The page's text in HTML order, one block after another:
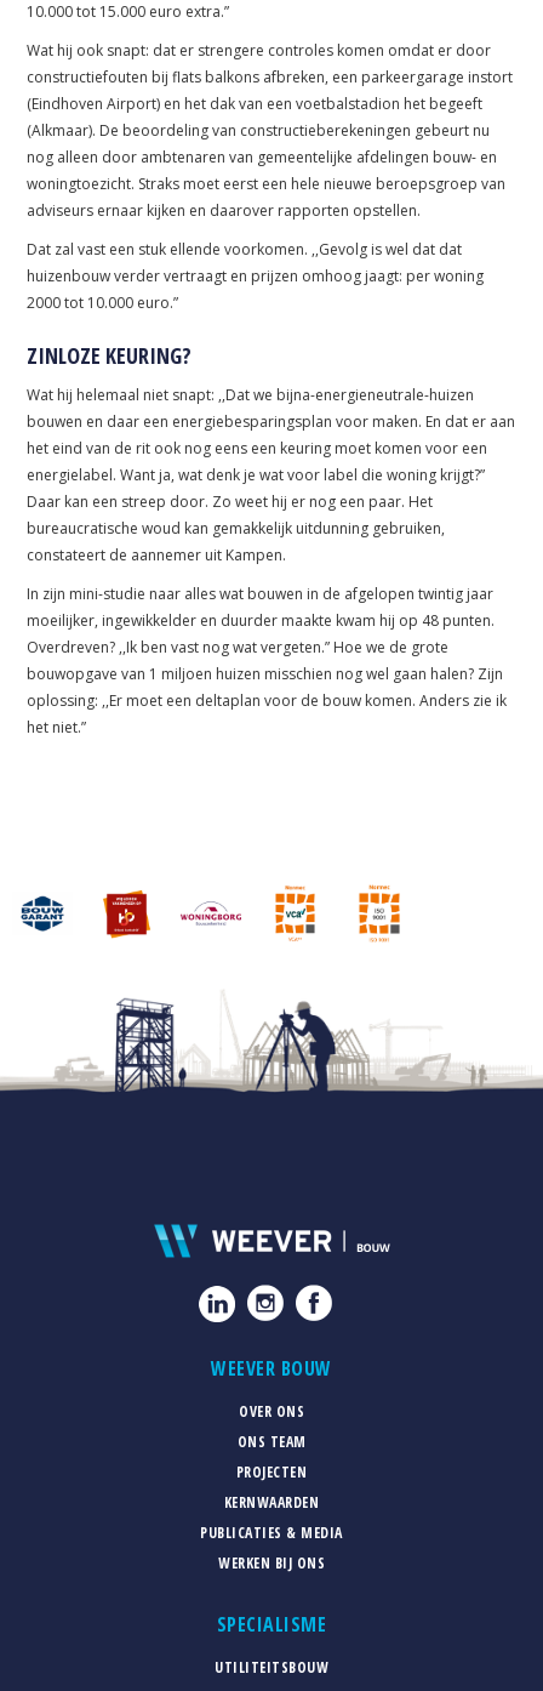
10.000 tot 15.000 euro extra.”
Wat hij ook snapt: dat er strengere controles komen omdat er door
constructiefouten bij flats balkons afbreken, een parkeergarage instort
(Eindhoven Airport) en het dak van een voetbalstadion het begeeft
(Alkmaar). De beoordeling van constructieberekeningen gebeurt nu
nog alleen door ambtenaren van gemeentelijke afdelingen bouw- en
woningtoezicht. Straks moet eerst een hele nieuwe beroepsgroep van
adviseurs ernaar kijken en daarover rapporten opstellen.
Dat zal vast een stuk ellende voorkomen. ,,Gevolg is wel dat dat
huizenbouw verder vertraagt en prijzen omhoog jaagt: per woning
2000 tot 10.000 euro.”
ZINLOZE KEURING?
Wat hij helemaal niet snapt: ,,Dat we bijna-energieneutrale-huizen
bouwen en daar een energiebesparingsplan voor maken. En dat er aan
het eind van de rit ook nog eens een keuring moet komen voor een
energielabel. Want ja, wat denk je wat voor label die woning krijgt?”
Daar kan een streep door. Zo weet hij er nog een paar. Het
bureaucratische woud kan gemakkelijk uitdunning gebruiken,
constateert de aannemer uit Kampen.
In zijn mini-studie naar alles wat bouwen in de afgelopen twintig jaar
moeilijker, ingewikkelder en duurder maakte kwam hij op 48 punten.
Overdreven? ,,Ik ben vast nog wat vergeten.” Hoe we de grote
bouwopgave van 1 miljoen huizen misschien nog wel gaan halen? Zijn
oplossing: ,,Er moet een deltaplan voor de bouw komen. Anders zie ik
het niet.”
WEEVER BOUW
OVER ONS
ONS TEAM
PROJECTEN
KERNWAARDEN
PUBLICATIES & MEDIA
WERKEN BIJ ONS
SPECIALISME
UTILITEITSBOUW